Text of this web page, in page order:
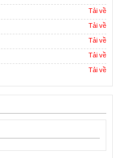
Tải về
Tải về
Tải về
Tải về
Tải về